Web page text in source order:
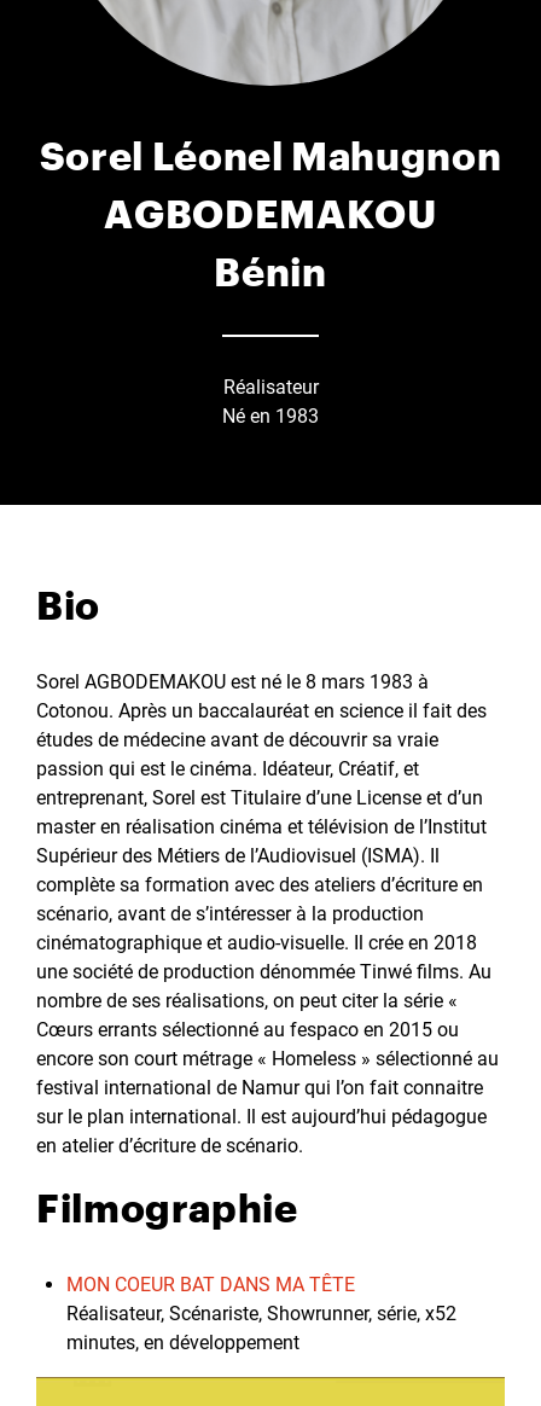
Sorel Léonel Mahugnon
AGBODEMAKOU
Bénin
Réalisateur
Né en 1983
Bio
Sorel AGBODEMAKOU est né le 8 mars 1983 à
Cotonou. Après un baccalauréat en science il fait des
études de médecine avant de découvrir sa vraie
passion qui est le cinéma. Idéateur, Créatif, et
entreprenant, Sorel est Titulaire d’une License et d’un
master en réalisation cinéma et télévision de l’Institut
Supérieur des Métiers de l’Audiovisuel (ISMA). Il
complète sa formation avec des ateliers d’écriture en
scénario, avant de s’intéresser à la production
cinématographique et audio-visuelle. Il crée en 2018
une société de production dénommée Tinwé films. Au
nombre de ses réalisations, on peut citer la série «
Cœurs errants sélectionné au fespaco en 2015 ou
encore son court métrage « Homeless » sélectionné au
festival international de Namur qui l’on fait connaitre
sur le plan international. Il est aujourd’hui pédagogue
en atelier d’écriture de scénario.
Filmographie
MON COEUR BAT DANS MA TÊTE
Réalisateur, Scénariste, Showrunner, série, x52
minutes, en développement